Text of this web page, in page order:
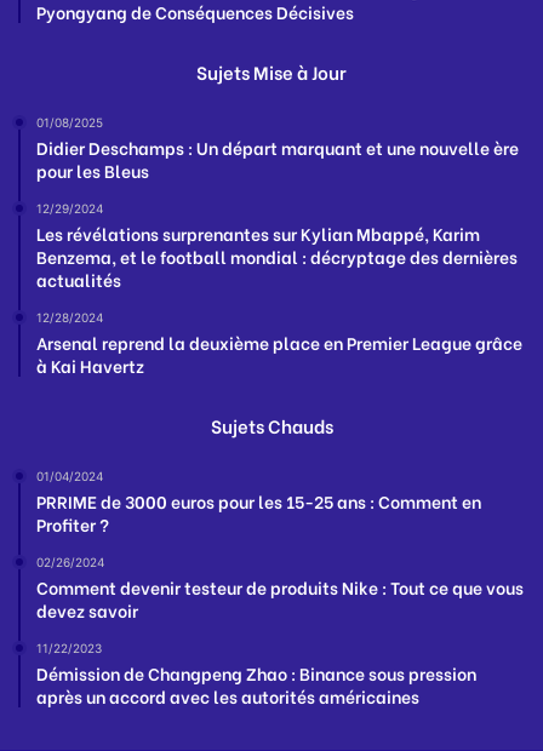
Pyongyang de Conséquences Décisives
Sujets Mise à Jour
01/08/2025
Didier Deschamps : Un départ marquant et une nouvelle ère
pour les Bleus
12/29/2024
Les révélations surprenantes sur Kylian Mbappé, Karim
Benzema, et le football mondial : décryptage des dernières
actualités
12/28/2024
Arsenal reprend la deuxième place en Premier League grâce
à Kai Havertz
Sujets Chauds
01/04/2024
PRRIME de 3000 euros pour les 15-25 ans : Comment en
Profiter ?
02/26/2024
Comment devenir testeur de produits Nike : Tout ce que vous
devez savoir
11/22/2023
Démission de Changpeng Zhao : Binance sous pression
après un accord avec les autorités américaines